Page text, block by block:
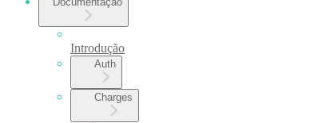
Introdução
Auth
Charges